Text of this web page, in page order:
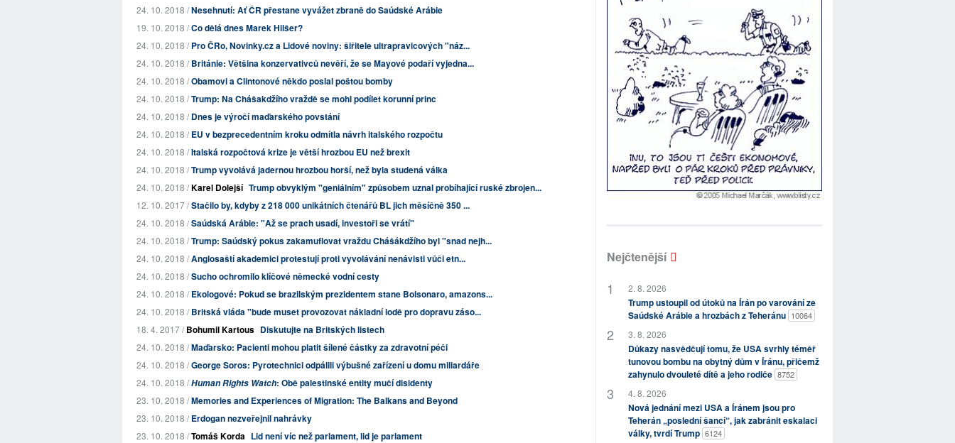
24. 10. 2018 /Nesehnutí: Ať ČR přestane vyvážet zbraně do Saúdské Arábie
19. 10. 2018 /Co dělá dnes Marek Hilšer?
24. 10. 2018 /Pro ČRo, Novinky.cz a Lidové noviny: šiřitele ultrapravicových "náz...
24. 10. 2018 /Británie: Většina konzervativců nevěří, že se Mayové podaří vyjedna...
24. 10. 2018 /Obamovi a Clintonové někdo poslal poštou bomby
24. 10. 2018 /Trump: Na Chášakdžího vraždě se mohl podílet korunní princ
24. 10. 2018 /Dnes je výročí maďarského povstání
24. 10. 2018 /EU v bezprecedentním kroku odmítla návrh italského rozpočtu
24. 10. 2018 /Italská rozpočtová krize je větší hrozbou EU než brexit
24. 10. 2018 /Trump vyvolává jadernou hrozbou horší, než byla studená válka
24. 10. 2018 /Karel Dolejší Trump obvyklým "geniálním" způsobem uznal probíhající ruské zbrojen...
12. 10. 2017 /Stačilo by, kdyby z 218 000 unikátních čtenářů BL jich měsíčně 350 ...
24. 10. 2018 /Saúdská Arábie: "Až se prach usadí, investoři se vrátí"
24. 10. 2018 /Trump: Saúdský pokus zakamuflovat vraždu Chášákdžího byl "snad nejh...
24. 10. 2018 /Anglosaští akademici protestují proti vyvolávání nenávisti vůči etn...
24. 10. 2018 /Sucho ochromilo klíčové německé vodní cesty
24. 10. 2018 /Ekologové: Pokud se brazilským prezidentem stane Bolsonaro, amazons...
24. 10. 2018 /Britská vláda "bude muset provozovat nákladní lodě pro dopravu záso...
18. 4. 2017 /Bohumil Kartous Diskutujte na Britských listech
24. 10. 2018 /Maďarsko: Pacienti mohou platit šílené částky za zdravotní péči
24. 10. 2018 /George Soros: Pyrotechnici odpálili výbušné zařízení u domu miliardáře
24. 10. 2018 /Human Rights Watch: Obě palestinské entity mučí disidenty
23. 10. 2018 /Memories and Experiences of Migration: The Balkans and Beyond
23. 10. 2018 /Erdogan nezveřejnil nahrávky
23. 10. 2018 /Tomáš Korda Lid není víc než parlament, lid je parlament
Nejčtenější
2. 8. 2026
Trump ustoupil od útoků na Írán po varování ze
Saúdské Arábie a hrozbách z Teheránu 10064
3. 8. 2026
Důkazy nasvědčují tomu, že USA svrhly téměř
tunovou bombu na obytný dům v Íránu, přičemž
zahynulo dvouleté dítě a jeho rodiče 8752
4. 8. 2026
Nová jednání mezi USA a Íránem jsou pro
Teherán „poslední šancí“, jak zabránit eskalaci
války, tvrdí Trump 6124